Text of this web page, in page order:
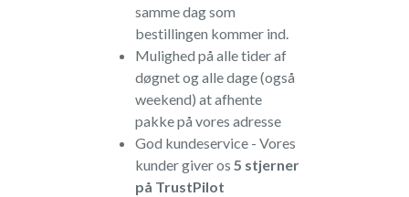
samme dag som
bestillingen kommer ind.
Mulighed på alle tider af
døgnet og alle dage (også
weekend) at afhente
pakke på vores adresse
God kundeservice - Vores
kunder giver os 5 stjerner
på TrustPilot